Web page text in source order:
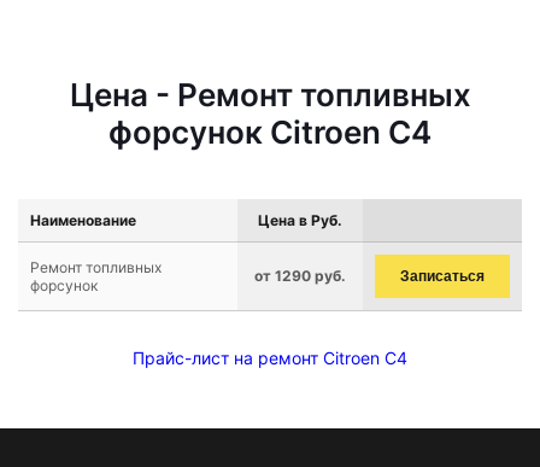
Цена - Ремонт топливных
форсунок Citroen C4
Наименование Цена в Руб.
Ремонт топливных
форсунок
от 1290 руб. Записаться
Прайс-лист на ремонт Citroen C4